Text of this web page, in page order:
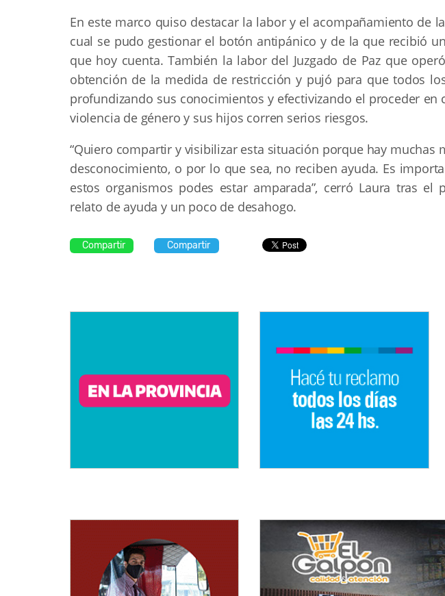
En este marco quiso destacar la labor y el acompañamiento de
cual se pudo gestionar el botón antipánico y de la que recibió
que hoy cuenta. También la labor del Juzgado de Paz que
obtención de la medida de restricción y pujó para que todos
profundizando sus conocimientos y efectivizando el proceder en
violencia de género y sus hijos corren serios riesgos.
“Quiero compartir y visibilizar esta situación porque hay muchas
desconocimiento, o por lo que sea, no reciben ayuda. Es
estos organismos podes estar amparada”, cerró Laura tras el
relato de ayuda y un poco de desahogo.
Compartir Compartir